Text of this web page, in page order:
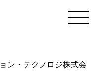
ン・テクノロジ株式会